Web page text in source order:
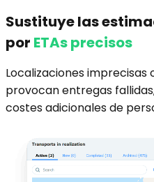
Sustituye las
por ETAs precisos
Localizaciones imprecisas
provocan entregas
costes adicionales de